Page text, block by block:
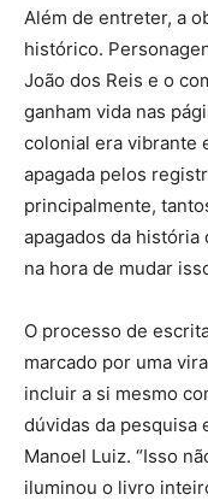
Além de entreter, a
histórico.
João dos Reis e o
ganham vida nas
colonial era vibrante
apagada pelos
principalmente,
apagados da história
na hora de mudar
O processo de
marcado por uma
incluir a si mesmo
dúvidas da pesquisa
Manoel Luiz. “Isso
iluminou o livro